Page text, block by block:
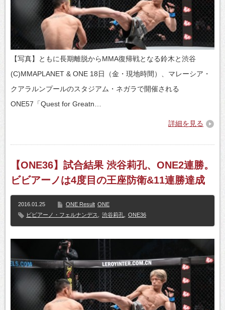
【写真】ともに長期離脱からMMA復帰戦となる鈴木と渋谷
(C)MMAPLANET & ONE 18日（金・現地時間）、マレーシア・
クアラルンプールのスタジアム・ネガラで開催される
ONE57「Quest for Greatn…
詳細を見る
【ONE36】試合結果 渋谷莉孔、ONE2連勝。
ビビアーノは4度目の王座防衛&11連勝達成
2016.01.25 ONE Result ONE
ビビアーノ・フェルナンデス
渋谷莉孔 ONE36